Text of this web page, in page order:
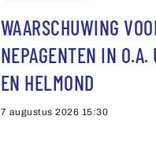
WAARSCHUWING
NEPAGENTEN IN O.A.
EN HELMOND
7 augustus 2026 15:30